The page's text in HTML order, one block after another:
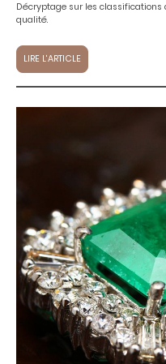
Décryptage sur les classifications
qualité.
LIRE L'ARTICLE